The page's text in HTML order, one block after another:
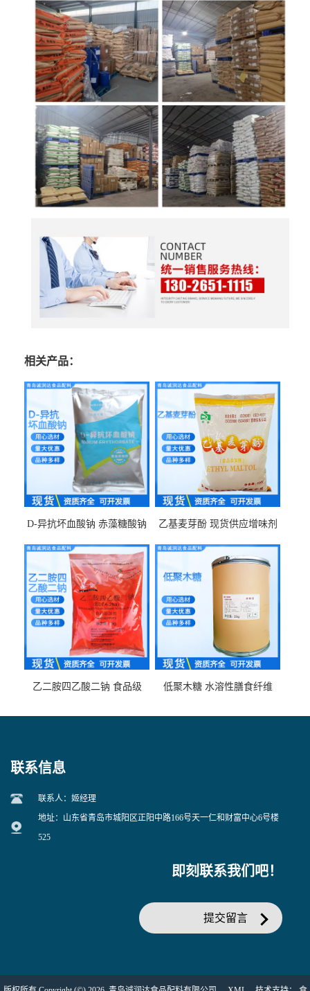
相关产品：
D-异抗坏血酸钠 赤藻糖酸钠
乙基麦芽酚 现货供应增味剂
乙二胺四乙酸二钠 食品级
低聚木糖 水溶性膳食纤维
联系信息
联系人：姬经理
地址：山东省青岛市城阳区正阳中路166号天一仁和财富中心6号楼
525
即刻联系我们吧！
提交留言